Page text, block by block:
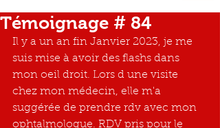
Témoignage # 84
Il y a un an fin Janvier 2023, je me
suis mise à avoir des flashs dans
mon oeil droit. Lors d une visite
chez mon médecin, elle m'a
suggérée de prendre rdv avec mon
ophtalmologue. RDV pris pour le